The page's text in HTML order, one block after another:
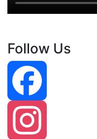
Follow Us
Facebook